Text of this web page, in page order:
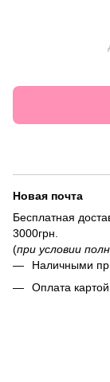
Новая почта
Бесплатная
3000грн.
(при условии
Наличными
Оплата картой